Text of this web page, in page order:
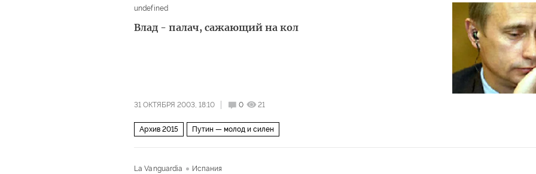
undefined
Влад - палач, сажающий на кол
31 ОКТЯБРЯ 2003, 18:10 0 21
Архив 2015 Путин — молод и силен
La Vanguardia Испания